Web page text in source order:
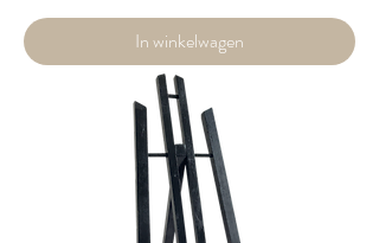
In winkelwagen